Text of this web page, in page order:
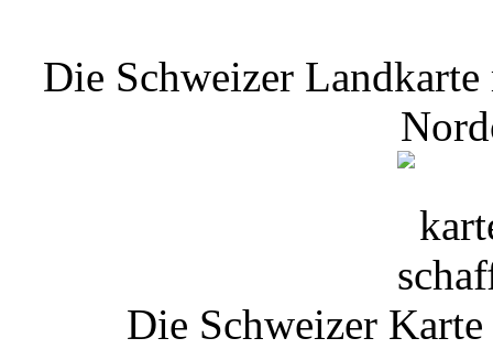
Die Schweizer
Die Schweizer